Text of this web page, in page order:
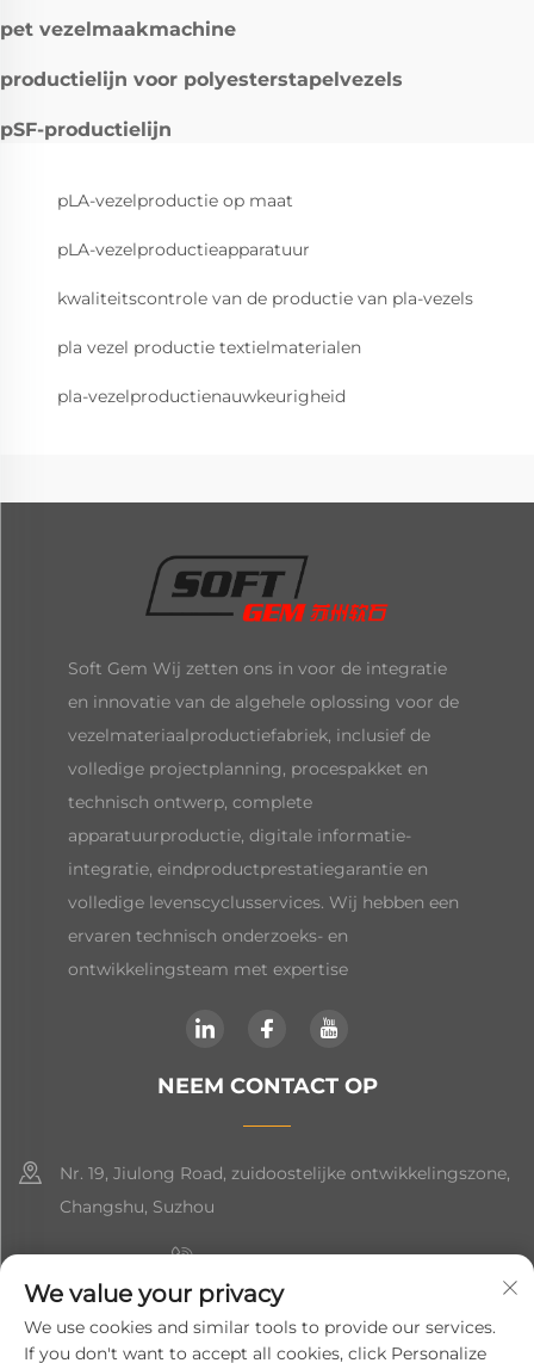
pet vezelmaakmachine
productielijn voor polyesterstapelvezels
pSF-productielijn
pLA-vezelproductie op maat
pLA-vezelproductieapparatuur
kwaliteitscontrole van de productie van pla-vezels
pla vezel productie textielmaterialen
pla-vezelproductienauwkeurigheid
Soft Gem Wij zetten ons in voor de integratie
en innovatie van de algehele oplossing voor de
vezelmateriaalproductiefabriek, inclusief de
volledige projectplanning, procespakket en
technisch ontwerp, complete
apparatuurproductie, digitale informatie-
integratie, eindproductprestatiegarantie en
volledige levenscyclusservices. Wij hebben een
ervaren technisch onderzoeks- en
ontwikkelingsteam met expertise
NEEM CONTACT OP
Nr. 19, Jiulong Road, zuidoostelijke ontwikkelingszone,
Changshu, Suzhou
+86-19906239903
[email protected]
We value your privacy
We use cookies and similar tools to provide our services.
If you don't want to accept all cookies, click Personalize